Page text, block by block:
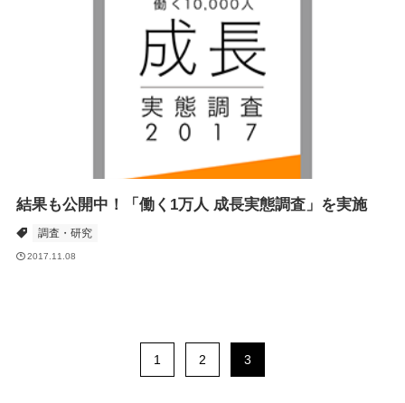
結果も公開中！「働く1万人 成長実態調査」を実施
調査・研究
2017.11.08
1 2 3